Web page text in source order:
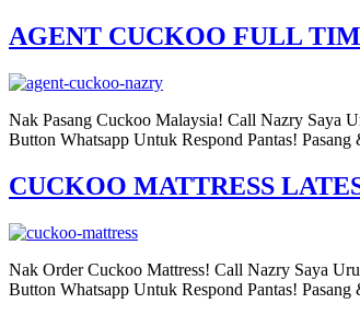
AGENT CUCKOO FULL
Nak Pasang Cuckoo Malaysia! Call Nazry Saya
Button Whatsapp Untuk Respond Pantas!
CUCKOO MATTRESS
Nak Order Cuckoo Mattress! Call Nazry Saya
Button Whatsapp Untuk Respond Pantas!